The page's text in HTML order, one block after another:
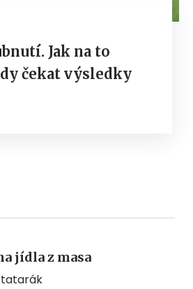
Jak na to
čekat výsledky
jídla z masa